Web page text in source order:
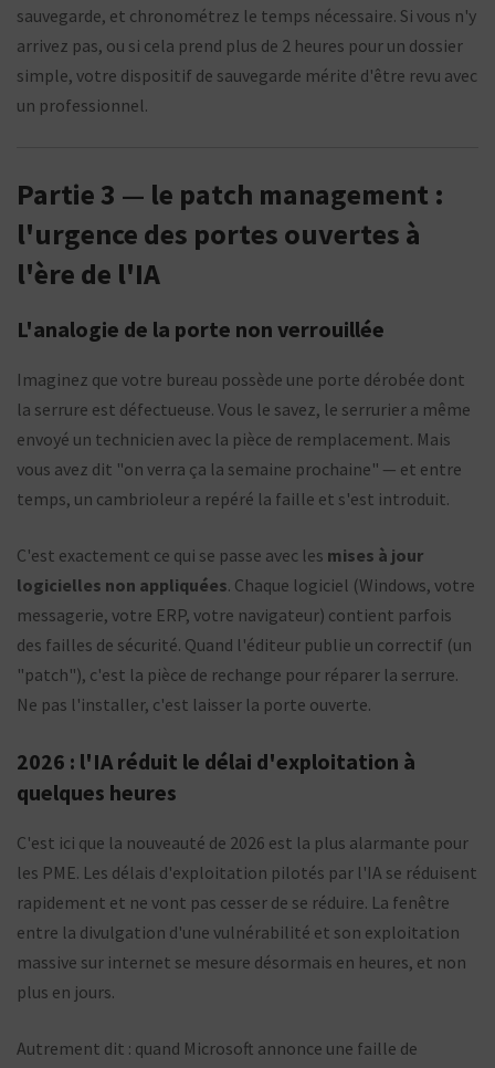
sauvegarde, et chronométrez le temps nécessaire. Si vous n'y
arrivez pas, ou si cela prend plus de 2 heures pour un dossier
simple, votre dispositif de sauvegarde mérite d'être revu avec
un professionnel.
Partie 3 — le patch management :
l'urgence des portes ouvertes à
l'ère de l'IA
L'analogie de la porte non verrouillée
Imaginez que votre bureau possède une porte dérobée dont
la serrure est défectueuse. Vous le savez, le serrurier a même
envoyé un technicien avec la pièce de remplacement. Mais
vous avez dit "on verra ça la semaine prochaine" — et entre
temps, un cambrioleur a repéré la faille et s'est introduit.
C'est exactement ce qui se passe avec les mises à jour
logicielles non appliquées. Chaque logiciel (Windows, votre
messagerie, votre ERP, votre navigateur) contient parfois
des failles de sécurité. Quand l'éditeur publie un correctif (un
"patch"), c'est la pièce de rechange pour réparer la serrure.
Ne pas l'installer, c'est laisser la porte ouverte.
2026 : l'IA réduit le délai d'exploitation à
quelques heures
C'est ici que la nouveauté de 2026 est la plus alarmante pour
les PME. Les délais d'exploitation pilotés par l'IA se réduisent
rapidement et ne vont pas cesser de se réduire. La fenêtre
entre la divulgation d'une vulnérabilité et son exploitation
massive sur internet se mesure désormais en heures, et non
plus en jours.
Autrement dit : quand Microsoft annonce une faille de